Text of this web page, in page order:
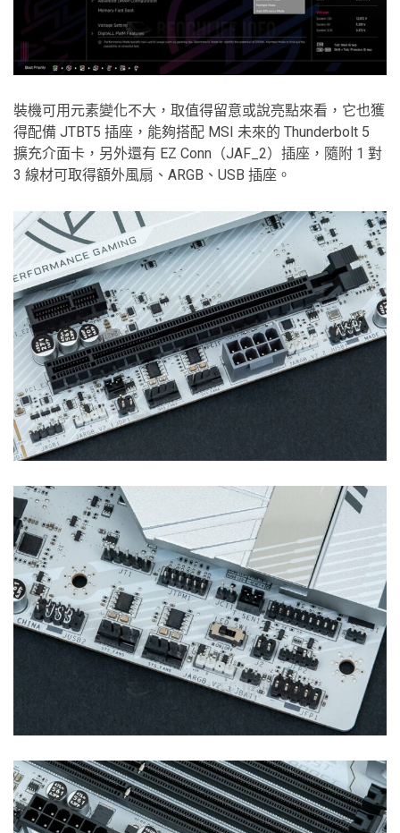
裝機可用元素變化不大，取值得留意或說亮點來看，它也獲
得配備 JTBT5 插座，能夠搭配 MSI 未來的 Thunderbolt 5
擴充介面卡，另外還有 EZ Conn（JAF_2）插座，隨附 1 對
3 線材可取得額外風扇、ARGB、USB 插座。